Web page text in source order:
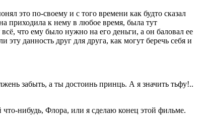
это по-своему и с того времени как будто сказал
приходила к нему в любое время, была тут
что ему было нужно на его деньги, а он баловал ее
данность друг для друга, как могут беречь себя и
забыть, а ты достоинь принць. А я значить тьфу!..
нибудь, Флора, или я сделаю конец этой фильме.